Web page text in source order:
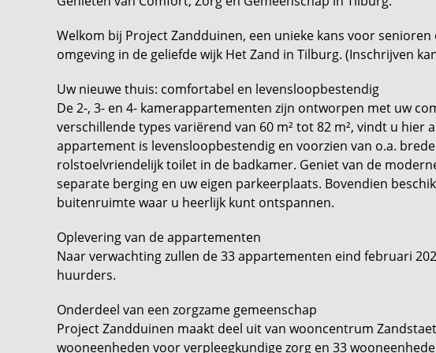
Welkom bij Project Zandduinen, een unieke kans voor
omgeving in de geliefde wijk Het Zand in Tilburg. (Inschrijven
Uw nieuwe thuis: comfortabel en levensloopbestendig
De 2-, 3- en 4- kamerappartementen zijn ontworpen met uw
verschillende types variërend van 60 m² tot 82 m², vindt u hier
appartement is levensloopbestendig en voorzien van o.a.
rolstoelvriendelijk toilet in de badkamer. Geniet van de
separate berging en uw eigen parkeerplaats. Bovendien
buitenruimte waar u heerlijk kunt ontspannen.
Oplevering van de appartementen
Naar verwachting zullen de 33 appartementen eind februari
huurders.
Onderdeel van een zorgzame gemeenschap
Project Zandduinen maakt deel uit van wooncentrum
wooneenheden voor verpleegkundige zorg en 33